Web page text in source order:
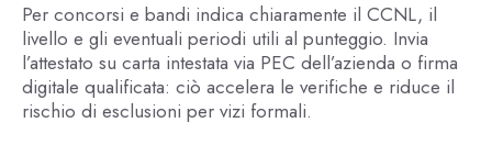
Per concorsi e bandi indica chiaramente il CCNL, il
livello e gli eventuali periodi utili al punteggio. Invia
l’attestato su carta intestata via PEC dell’azienda o firma
digitale qualificata: ciò accelera le verifiche e riduce il
rischio di esclusioni per vizi formali.